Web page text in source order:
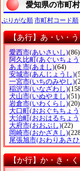
愛知県の市町
ぶりがな順 市町村コード順
【あ行】あ・い・
愛西市(あいさいし)
阿久比町 (あぐいちょ
あま市(あまし)(64)
安城市(あんじょうし)
一宮市(いちのみやし)
稲沢市(いなざわし)
犬山市(いぬやまし)
岩倉市(いわくらし)
大口町 (おおぐちちょ
大治町 (おおはるちょ
大府市(おおぶし)
岡崎市(おかざきし)
尾張旭市(おわりあさ
【か行】か・き・